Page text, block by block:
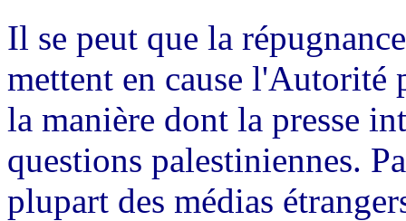
Il se peut que la
mettent en cause l'Autorité
la manière dont la presse
questions palestiniennes.
plupart des médias